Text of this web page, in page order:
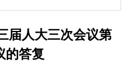
届人大三次会议第
的答复